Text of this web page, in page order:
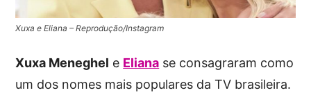
Xuxa e Eliana – Reprodução/Instagram
Xuxa Meneghel e Eliana se consagraram como
um dos nomes mais populares da TV brasileira.